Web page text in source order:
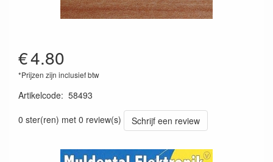
€4.80
*Prijzen zijn inclusief btw
Artikelcode: 58493
0 ster(ren) met 0 review(s)
Schrijf een review